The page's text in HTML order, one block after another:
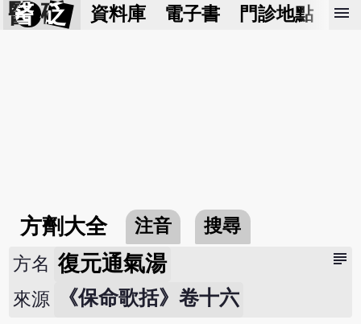
醫 砭 資料庫 電子書 門診地點 預
menu
方劑大全 注音 搜尋
subject
方名 復元通氣湯
來源 《保命歌括》卷十六